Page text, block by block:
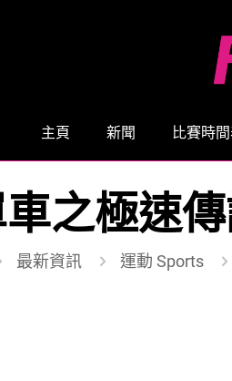
主頁 新聞 比賽時
之極速
最新資訊 運動 Sports